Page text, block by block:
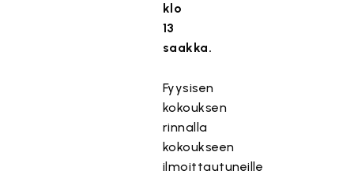
klo
13
saakka.
Fyysisen
kokouksen
rinnalla
kokoukseen
ilmoittautuneille